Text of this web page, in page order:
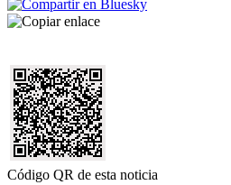
Código QR de esta noticia